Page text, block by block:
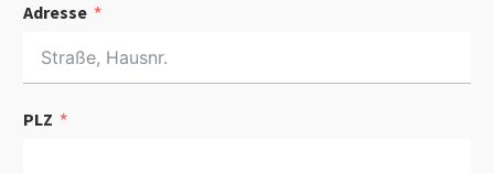
Adresse
PLZ